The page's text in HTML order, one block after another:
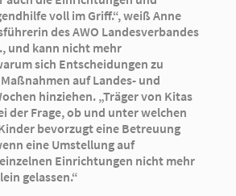
voll im Griff.“, weiß Anne
des AWO Landesverbandes
und kann nicht mehr
sich Entscheidungen zu
auf Landes- und
hinziehen. „Träger von Kitas
der Frage, ob und unter welchen
bevorzugt eine Betreuung
eine Umstellung auf
Einrichtungen nicht mehr
gelassen.“